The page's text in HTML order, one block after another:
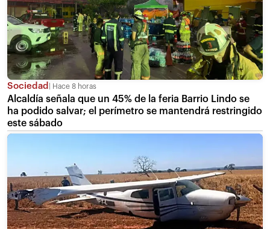
Sociedad Hace 8 horas
Alcaldía señala que un 45% de la feria Barrio Lindo se
ha podido salvar; el perímetro se mantendrá restringido
este sábado